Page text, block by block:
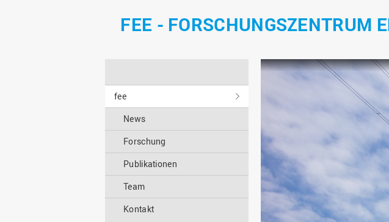
FEE - FORSCHUNGSZENTRUM
fee
News
Forschung
Publikationen
Team
Kontakt